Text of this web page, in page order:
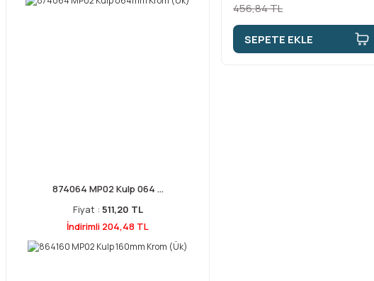
874064 MP02 Kulp 064 ...
Fiyat : 511,20 TL
İndirimli 204,48 TL
456,84 TL
SEPETE EKLE